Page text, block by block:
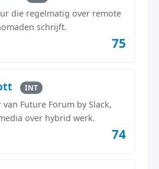
die regelmatig over remote
schrijft.
75
INT
Future Forum by Slack,
over hybrid werk.
74